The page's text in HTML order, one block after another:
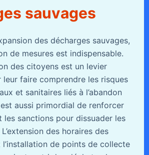
sauvages
des décharges sauvages,
de mesures est indispensable.
des citoyens est un levier
faire comprendre les risques
et sanitaires liés à l’abandon
aussi primordial de renforcer
les sanctions pour dissuader les
des horaires des
de points de collecte